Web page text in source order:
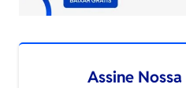
Assine Nossa